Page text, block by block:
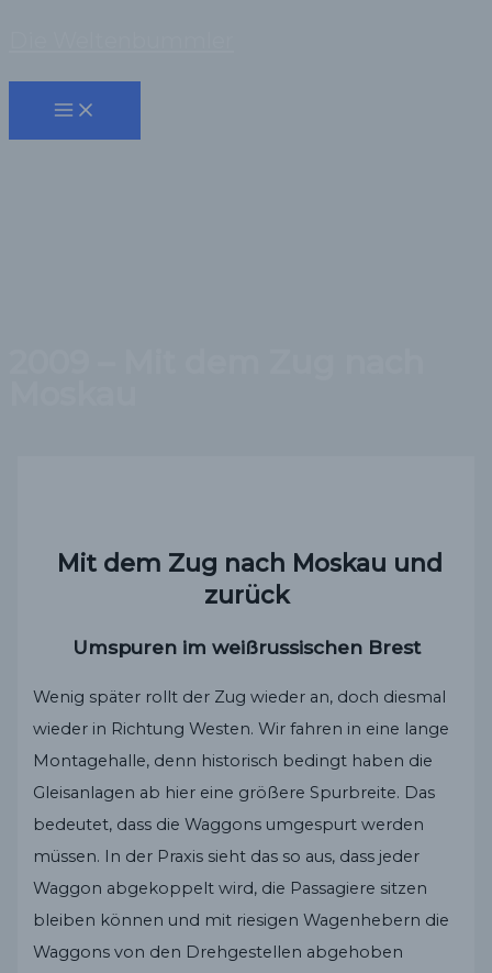
springen
Mit dem Zug nach Moskau und
zurück
Umspuren im weißrussischen Brest
Wenig später rollt der Zug wieder an, doch diesmal
wieder in Richtung Westen. Wir fahren in eine lange
Montagehalle, denn historisch bedingt haben die
Gleisanlagen ab hier eine größere Spurbreite. Das
bedeutet, dass die Waggons umgespurt werden
müssen. In der Praxis sieht das so aus, dass jeder
Waggon abgekoppelt wird, die Passagiere sitzen
bleiben können und mit riesigen Wagenhebern die
Waggons von den Drehgestellen abgehoben